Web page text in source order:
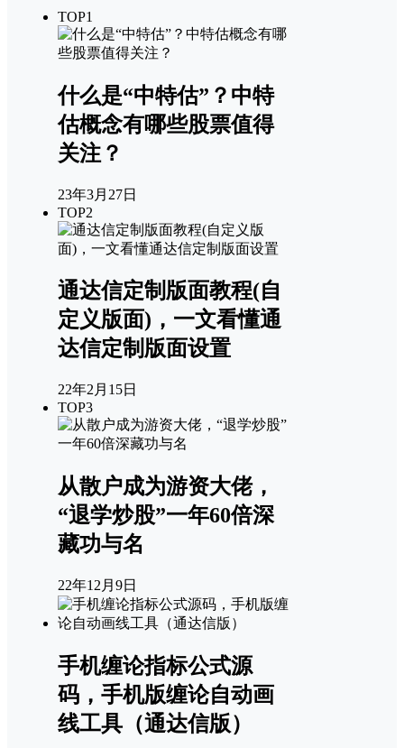
TOP1
什么是“中特估”？中特
估概念有哪些股票值得
关注？
23年3月27日
TOP2
通达信定制版面教程(自
定义版面)，一文看懂通
达信定制版面设置
22年2月15日
TOP3
从散户成为游资大佬，
“退学炒股”一年60倍深
藏功与名
22年12月9日
手机缠论指标公式源
码，手机版缠论自动画
线工具（通达信版）